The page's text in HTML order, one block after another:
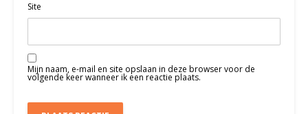
Site
Mijn naam, e-mail en site opslaan in deze browser voor de
volgende keer wanneer ik een reactie plaats.